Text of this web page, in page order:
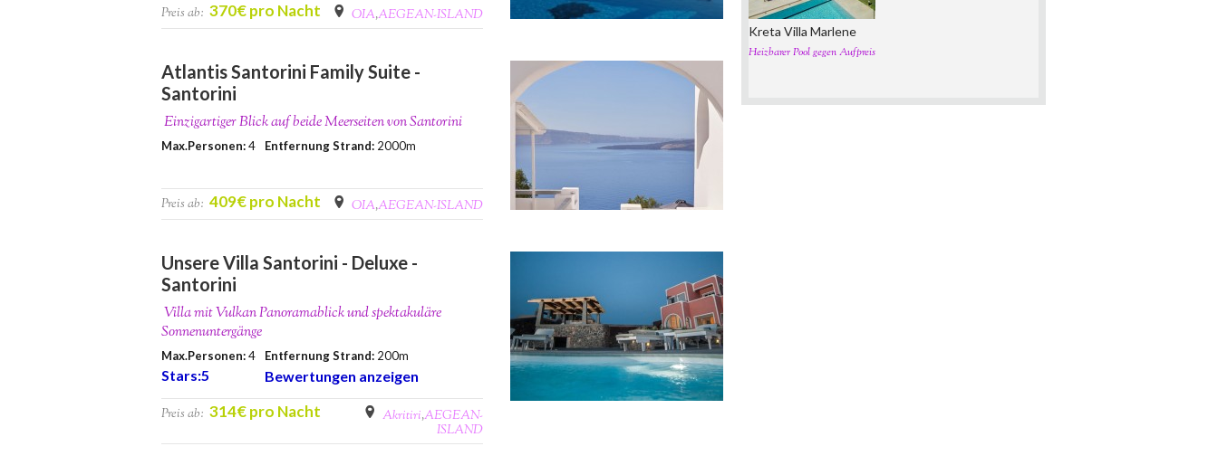
Preis ab: 370€ pro Nacht OIA,AEGEAN-ISLAND
Atlantis Santorini Family Suite -
Santorini
Einzigartiger Blick auf beide Meerseiten von Santorini
Max.Personen:4 Entfernung Strand: 2000m
Preis ab: 409€ pro Nacht OIA,AEGEAN-ISLAND
Unsere Villa Santorini - Deluxe -
Santorini
Villa mit Vulkan Panoramablick und spektakuläre
Sonnenuntergänge
Max.Personen:4 Entfernung Strand: 200m
Stars:5 Bewertungen anzeigen
Preis ab: 314€ pro Nacht Akritiri,AEGEAN-
ISLAND
Kreta Villa Marlene
Heizbarer Pool gegen Aufpreis